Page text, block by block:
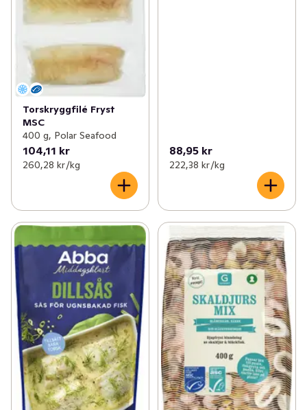
Torskryggfilé Fryst
MSC
400 g, Polar Seafood
104,11 kr
260,28 kr /kg
88,95 kr
222,38 kr /kg